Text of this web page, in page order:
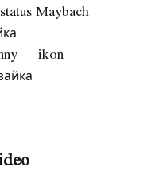
Maybach
— ikon